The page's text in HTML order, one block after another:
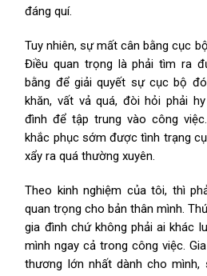
đáng quí.
Tuy nhiên, sự mất cân bằng cục
Điều quan trọng là phải tìm ra
bằng để giải quyết sự cục bộ
khăn, vất vả quá, đòi hỏi phải
đình để tập trung vào công
khắc phục sớm được tình trạng
xẩy ra quá thường xuyên.
Theo kinh nghiệm của tôi, thì
quan trọng cho bản thân mình.
gia đình chứ không phải ai khác
mình ngay cả trong công việc.
thương lớn nhất dành cho